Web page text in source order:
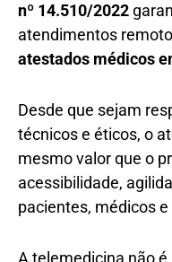
nº 14.510/2022
atendimentos
atestados médicos
Desde que sejam
técnicos e éticos, o
mesmo valor que o
acessibilidade,
pacientes, médicos
A telemedicina não